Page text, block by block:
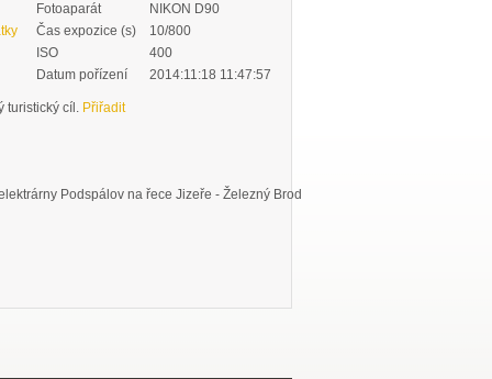
Fotoaparát
NIKON D90
Čas expozice (s)
10/800
ISO
400
Datum pořízení
2014:11:18 11:47:57
turistický cíl. Přiřadit
Podspálov na řece Jizeře - Železný Brod